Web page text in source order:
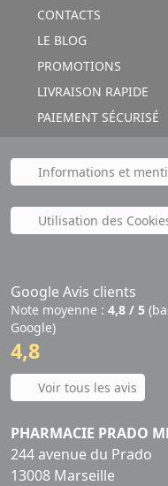
CONTACTS
LE BLOG
PROMOTIONS
LIVRAISON RAPIDE
PAIEMENT SÉCURISÉ
Informations et
Utilisation des
Google Avis clients
Note moyenne : 4,8 / 5
Google)
4,8
Voir tous les avis
PHARMACIE PRADO
244 avenue du Prado
13008 Marseille